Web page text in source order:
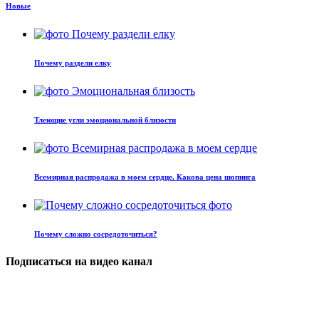
Новые
Почему раздели елку
Тлеющие угли эмоциональной близости
Всемирная распродажа в моем сердце. Какова цена шопинга
Почему сложно сосредоточиться?
Подписаться на видео канал